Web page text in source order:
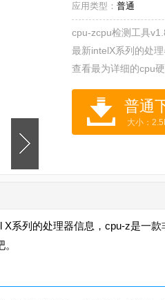
应用类型： 普通
cpu-zcpu检测工具
最新intelX系列的处
查看最为详细的cpu
大小：
系列的处理器信息，cpu-z是一款